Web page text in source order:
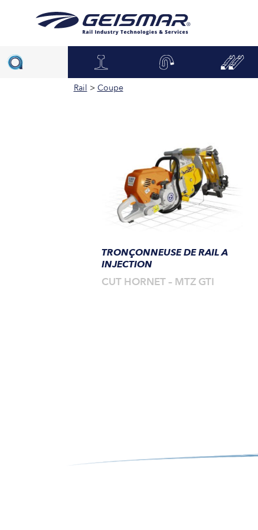
Rail > Coupe
TRONÇONNEUSE DE RAIL A
INJECTION
CUT HORNET – MTZ GTI